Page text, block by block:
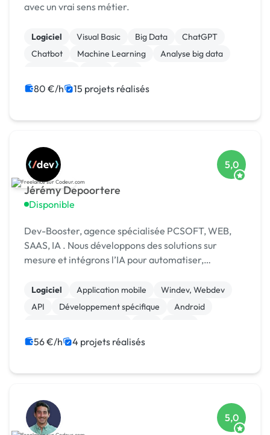
avec un vrai sens métier.
Logiciel Visual Basic Big Data
ChatGPT
Chatbot
Machine Learning
Analyse big data
80 €/h 15 projets réalisés
Jérémy Depoortere
Disponible
5,0
Dev-Booster, agence spécialisée PCSOFT, WEB,
SAAS, IA . Nous développons des solutions sur
mesure et intégrons l’IA pour automatiser,
Logiciel Application mobile
Windev, Webdev
API
Développement spécifique
Android
Symfony
56 €/h 4 projets réalisés
5,0